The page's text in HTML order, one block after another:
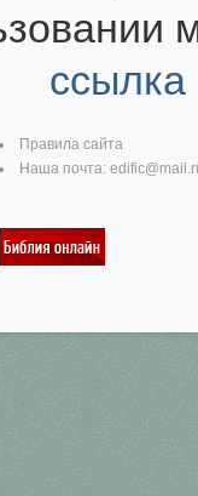
ссылка
Правила сайта
Наша почта: